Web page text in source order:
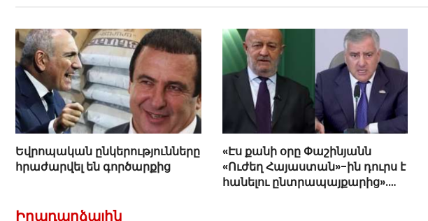
Եվրոպական ընկերությունները
հրաժարվել են գործարքից
«Էս քանի օրը Փաշինյանն
«Ուժեղ Հայաստան»-ին դուրս է
հանելու ընտրապայքարից».
Իրադարձային